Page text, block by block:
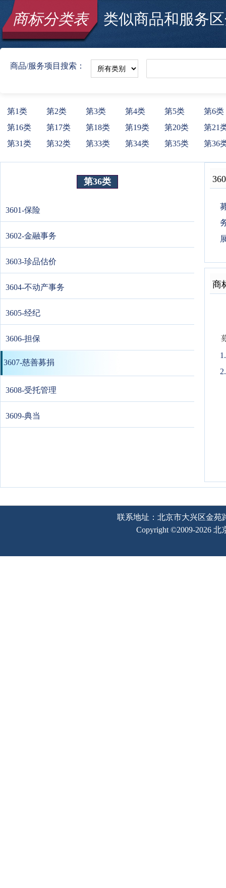
商标分类表类似商品和服务区
商品/服务项目搜索：
第1类 第2类 第3类 第4类 第5类
第6类
第16类
第17类 第18类 第19类 第20类
第21
第31类
第32类 第33类 第34类 第35类 第36
第36类
3601-保险
3602-金融事务
3603-珍品估价
3604-不动产事务
3605-经纪
3606-担保
3607-慈善募捐
3608-受托管理
3609-典当
商
联系地址：北京市大兴区金苑
Copyright ©2009-2026 北